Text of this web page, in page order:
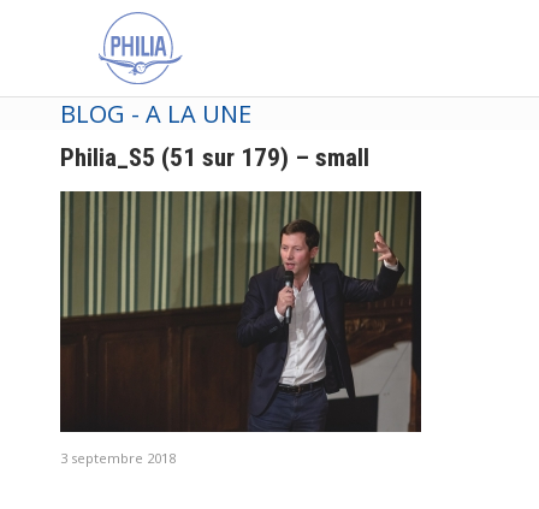
BLOG - A LA UNE
Philia_S5 (51 sur 179) – small
3 septembre 2018